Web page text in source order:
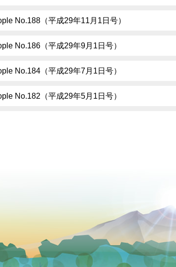
No.188（平成29年11月1日号）
No.186（平成29年9月1日号）
No.184（平成29年7月1日号）
No.182（平成29年5月1日号）